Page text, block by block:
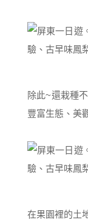
除此~還栽種
豐富生態、美
在果園裡的土